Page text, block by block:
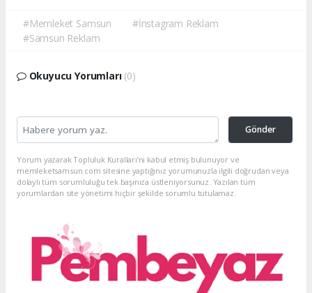
#Memleket Samsun
#İnstagram Reklam
#Samsun Reklam
Okuyucu Yorumları (0)
Gönder
Yorum yazarak Topluluk Kuralları’nı kabul etmiş bulunuyor ve
memleketsamsun.com sitesine yaptığınız yorumunuzla ilgili doğrudan veya
dolaylı tüm sorumluluğu tek başınıza üstleniyorsunuz. Yazılan tüm
yorumlardan site yönetimi hiçbir şekilde sorumlu tutulamaz.